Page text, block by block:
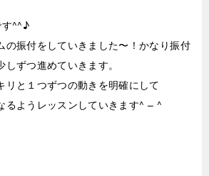
す^^♪
の振付をしていきました〜！かなり振付
ずつ進めていきます。
リと１つずつの動きを明確にして
るようレッスンしていきます^ – ^